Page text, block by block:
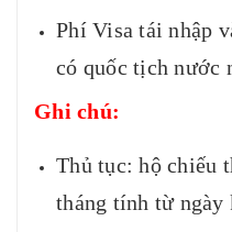
Phí Visa tái nhập
có quốc tịch nước
Ghi chú:
Thủ tục: hộ chiếu
tháng tính từ ngày